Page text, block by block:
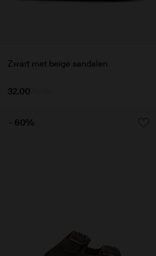
Zwart met beige sandalen
32.00
- 60%